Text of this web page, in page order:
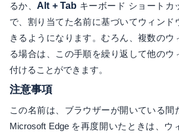
るか、Alt + Tab キーボード ショートカ
で、割り当てた名前に基づいてウィンド
きるようになります。むろん、複数のウ
る場合は、この手順を繰り返して他のウ
付けることができます。
注意事項
この名前は、ブラウザーが開いている間
Microsoft Edge を再度開いたときは、ウ